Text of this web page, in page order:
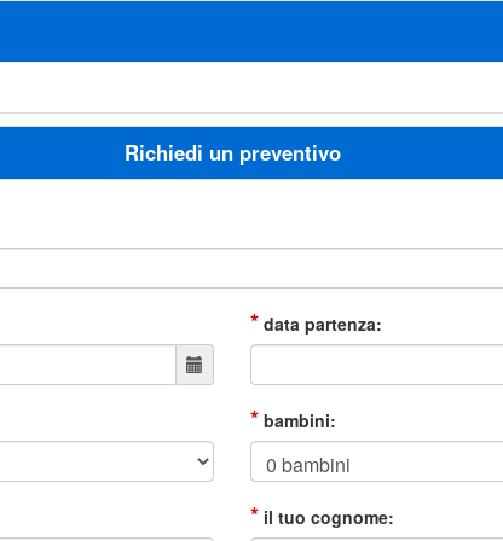
Richiedi un preventivo
* data partenza:
* bambini:
* il tuo cognome: